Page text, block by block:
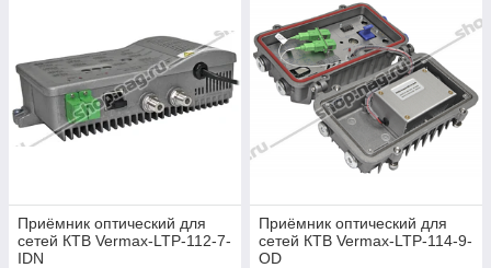
Приёмник оптический для
сетей КТВ Vermax-LTP-112-7-
IDN
Приёмник оптический для
сетей КТВ Vermax-LTP-114-9-
OD